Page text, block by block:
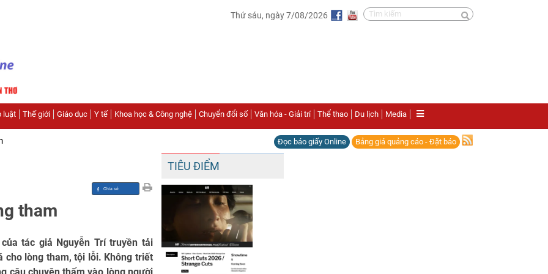
Thứ sáu, ngày 7/08/2026
luật Thế giới Giáo dục Y tế Khoa học & Công nghệ Chuyển đổi số Văn hóa - Giải trí Thể thao Du lịch Media
Đọc báo giấy Online Bảng giá quảng cáo - Đặt báo
tham
tác giả Nguyễn Trí truyền tải
cho lòng tham, tội lỗi. Không triết
TIÊU ĐIỂM